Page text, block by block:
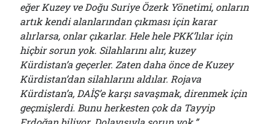
eğer Kuzey ve Doğu Suriye Özerk Yönetimi, onların
artık kendi alanlarından çıkması için karar
alırlarsa, onlar çıkarlar. Hele hele PKK’lılar için
hiçbir sorun yok. Silahlarını alır, kuzey
Kürdistan’a geçerler. Zaten daha önce de Kuzey
Kürdistan’dan silahlarını aldılar. Rojava
Kürdistan’a, DAİŞ’e karşı savaşmak, direnmek için
geçmişlerdi. Bunu herkesten çok da Tayyip